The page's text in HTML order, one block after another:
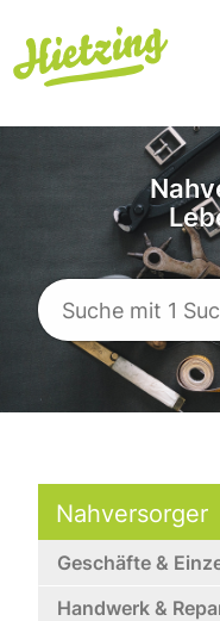
Nahversorger
Geschäfte &
Handwerk &